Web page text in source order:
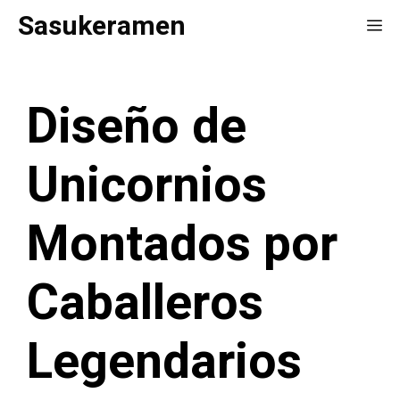
SaltarSasukeramen
Diseño de
Unicornios
Montados por
Caballeros
Legendarios